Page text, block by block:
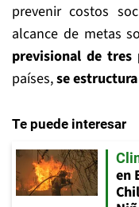
prevenir costos
alcance de metas
previsional de tres
países,se
Te puede interesar
en